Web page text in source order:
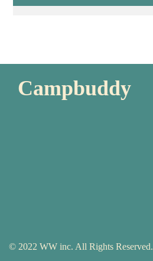
Campbuddy
© 2022 WW inc. All Rights Reserved.